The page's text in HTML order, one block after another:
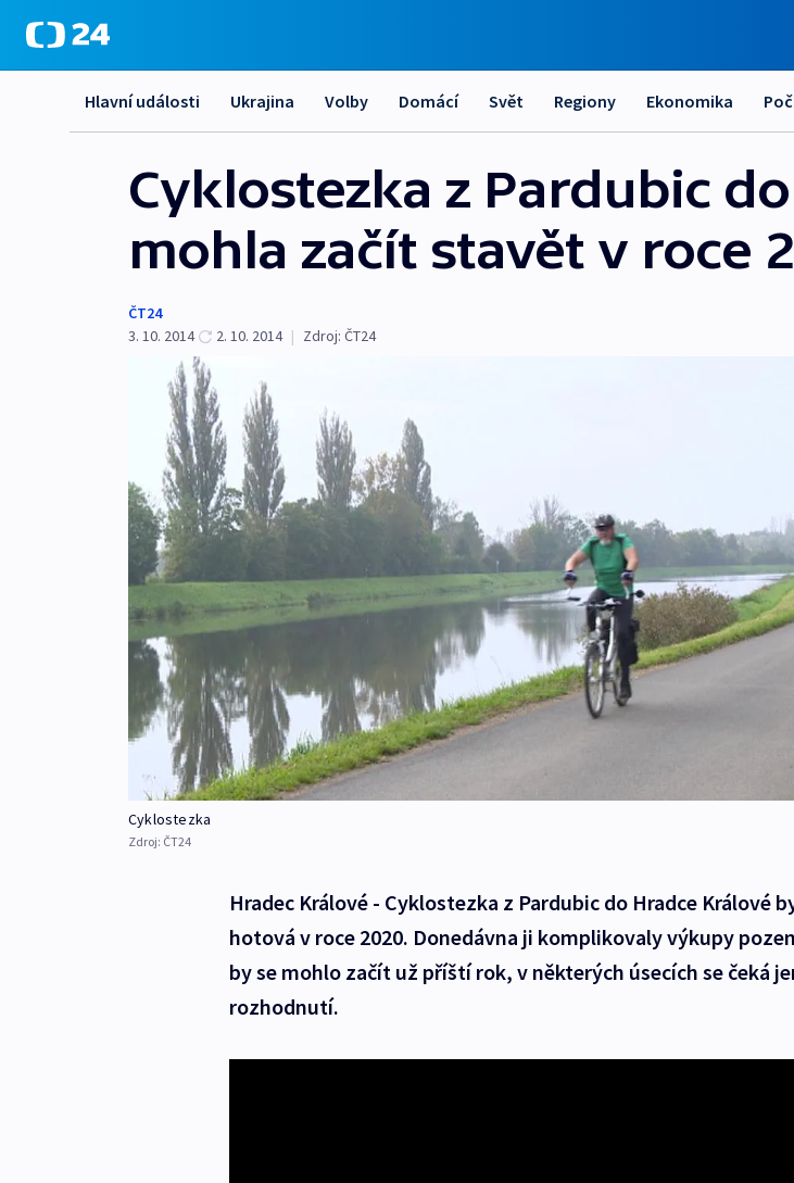
Hlavní události Ukrajina Volby Domácí Svět Regiony Ekonomika
Cyklostezka z Pardubic
mohla začít stavět v roce
ČT24
3. 10. 2014
2. 10. 2014 | Zdroj: ČT24
Cyklostezka
Zdroj: ČT24
Hradec Králové - Cyklostezka z Pardubic do Hradce Králové
hotová v roce 2020. Donedávna ji komplikovaly výkupy
by se mohlo začít už příští rok, v některých úsecích se čeká
rozhodnutí.